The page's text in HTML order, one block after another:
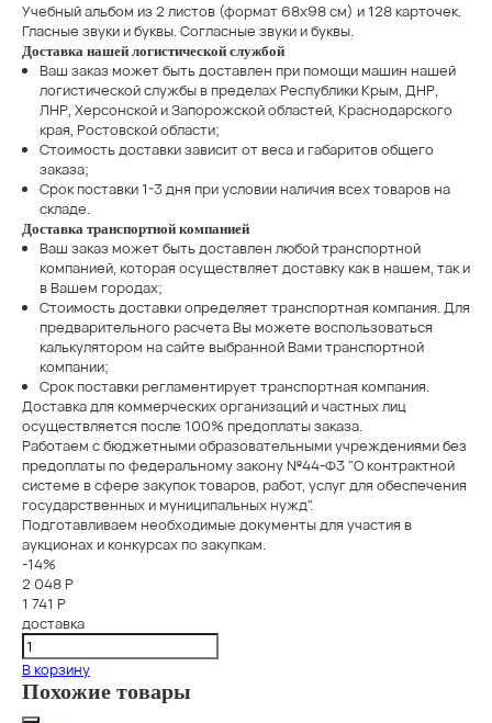
​Учебный альбом из 2 листов (формат 68х98 см) и 128 карточек.
Гласные звуки и буквы. Согласные звуки и буквы.
Доставка нашей логистической службой
Ваш заказ может быть доставлен при помощи машин нашей
логистической службы в пределах Республики Крым, ДНР,
ЛНР, Херсонской и Запорожской областей, Краснодарского
края, Ростовской области;
Стоимость доставки зависит от веса и габаритов общего
заказа;
Срок поставки 1-3 дня при условии наличия всех товаров на
складе.
Доставка транспортной компанией
Ваш заказ может быть доставлен любой транспортной
компанией, которая осуществляет доставку как в нашем, так и
в Вашем городах;
Стоимость доставки определяет транспортная компания. Для
предварительного расчета Вы можете воспользоваться
калькулятором на сайте выбранной Вами транспортной
компании;
Срок поставки регламентирует транспортная компания.
Доставка для коммерческих организаций и частных лиц
осуществляется после 100% предоплаты заказа.
Работаем с бюджетными образовательными учреждениями без
предоплаты по федеральному закону №44-Ф3 "О контрактной
системе в сфере закупок товаров, работ, услуг для обеспечения
государственных и муниципальных нужд".
Подготавливаем необходимые документы для участия в
аукционах и конкурсах по закупкам.
-14%
2 048 Р
1 741 Р
доставка
В корзину
Похожие товары